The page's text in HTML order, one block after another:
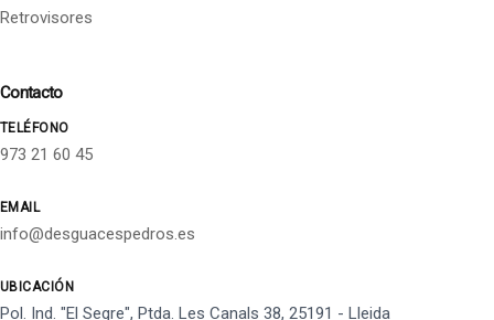
Retrovisores
Contacto
TELÉFONO
973 21 60 45
EMAIL
info@desguacespedros.es
UBICACIÓN
Pol. Ind. "El Segre", Ptda. Les Canals 38, 25191 - Lleida